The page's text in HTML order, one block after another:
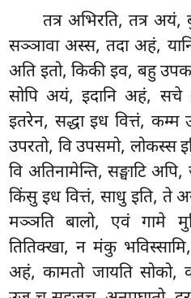
तत्र अभिरति, तत्र
सञ्ञावा अस्स, तदा अहं,
अति इतो, किकी इव, बहु
सोपि अयं, इदानि अहं,
इतरेन, सद्धा इध वित्तं, कम्म
उपरतो, वि उपसमो, लोकस्स
वि अतिनामेन्ति, सङ्घाटि
किंसु इध वित्तं, साधु इति, ते
मञ्ञति बालो, एवं गामे
तितिक्खा, न मंकु
अहं, कामतो जायति सोको,